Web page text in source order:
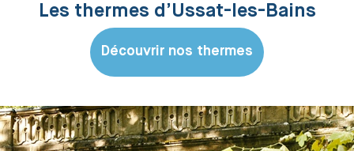
Les thermes d’Ussat-les-Bains
Découvrir nos thermes